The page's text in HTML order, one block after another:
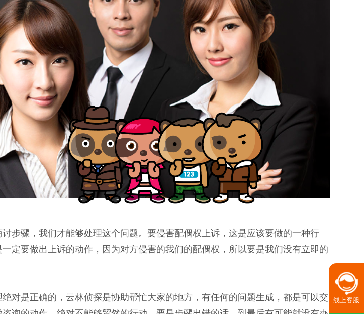
步骤，我们才能够处理这个问题。要侵害配偶权上诉，这是应该要做的一种行
定要做出上诉的动作，因为对方侵害的我们的配偶权，所以要是我们没有立即的
对是正确的，云林侦探是协助帮忙大家的地方，有任何的问题生成，都是可以交
线上客服